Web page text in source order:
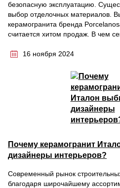
безопасную эксплуатацию.
выбор отделочных материалов.
керамогранита бренда
считается хитом продаж. В чем
16 ноября 2024
Почему керамогранит
дизайнеры интерьеров?
Современный рынок
благодаря широчайшему